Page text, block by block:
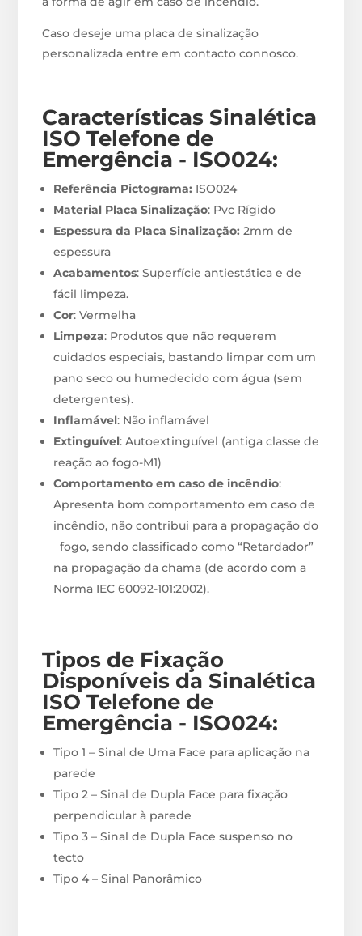
Caso deseje uma placa de sinalização
personalizada entre em contacto connosco.
Características Sinalética
ISO Telefone de
Emergência - ISO024:
Referência Pictograma: ISO024
Material Placa Sinalização: Pvc Rígido
Espessura da Placa Sinalização: 2mm de
espessura
Acabamentos: Superfície antiestática e de
fácil limpeza.
Cor: Vermelha
Limpeza: Produtos que não requerem
cuidados especiais, bastando limpar com um
pano seco ou humedecido com água (sem
detergentes).
Inflamável: Não inflamável
Extinguível: Autoextinguível (antiga classe de
reação ao fogo-M1)
Comportamento em caso de incêndio:
Apresenta bom comportamento em caso de
incêndio, não contribui para a propagação do
fogo, sendo classificado como “Retardador”
na propagação da chama (de acordo com a
Norma IEC 60092-101:2002).
Tipos de Fixação
Disponíveis da Sinalética
ISO Telefone de
Emergência - ISO024:
Tipo 1 – Sinal de Uma Face para aplicação na
parede
Tipo 2 – Sinal de Dupla Face para fixação
perpendicular à parede
Tipo 3 – Sinal de Dupla Face suspenso no
tecto
Tipo 4 – Sinal Panorâmico